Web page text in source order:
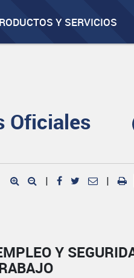
Y SERVICIOS
Oficiales
| |
Y